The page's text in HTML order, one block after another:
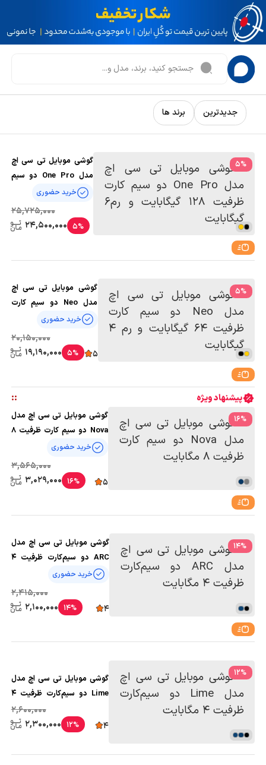
جدیدترین برند ها
%
5
گوشی موبایل تی سی اچ
مدل One Pro دو سیم
کارت ظرفیت 128 گیگابایتخرید حضوری
25,725,000
5%
24,500,000
%
5
گوشی موبایل تی سی اچ
مدل Neo دو سیم کارت
خرید حضوری
5
20,150,000
5%
19,190,000
پیشنهاد ویژه ::
%
16
گوشی موبایل تی سی اچ مدل
Nova دو سیم کارت ظرفیت 8
مگابایتخرید حضوری
5
3,565,000
16%
3,029,000
%
14
گوشی موبایل تی سی اچ مدل
ARC دو سیم‌کارت ظرفیت 4
مگابایتخرید حضوری
4
2,415,000
14%
2,100,000
%
12
گوشی موبایل تی سی اچ مدل
Lime دو سیم‌کارت ظرفیت 4
4
2,600,000
12%
2,300,000